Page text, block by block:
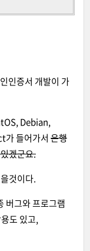
인증서 개발이 가
Debian,
들어가서 은행
겠군요.
것이다.
그와 프로그램
도 있고,